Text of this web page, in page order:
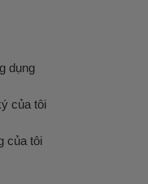
dụng
của tôi
của tôi